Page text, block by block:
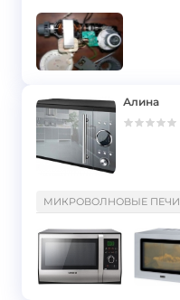
Алина
МИКРОВОЛНОВЫЕ ПЕЧИ